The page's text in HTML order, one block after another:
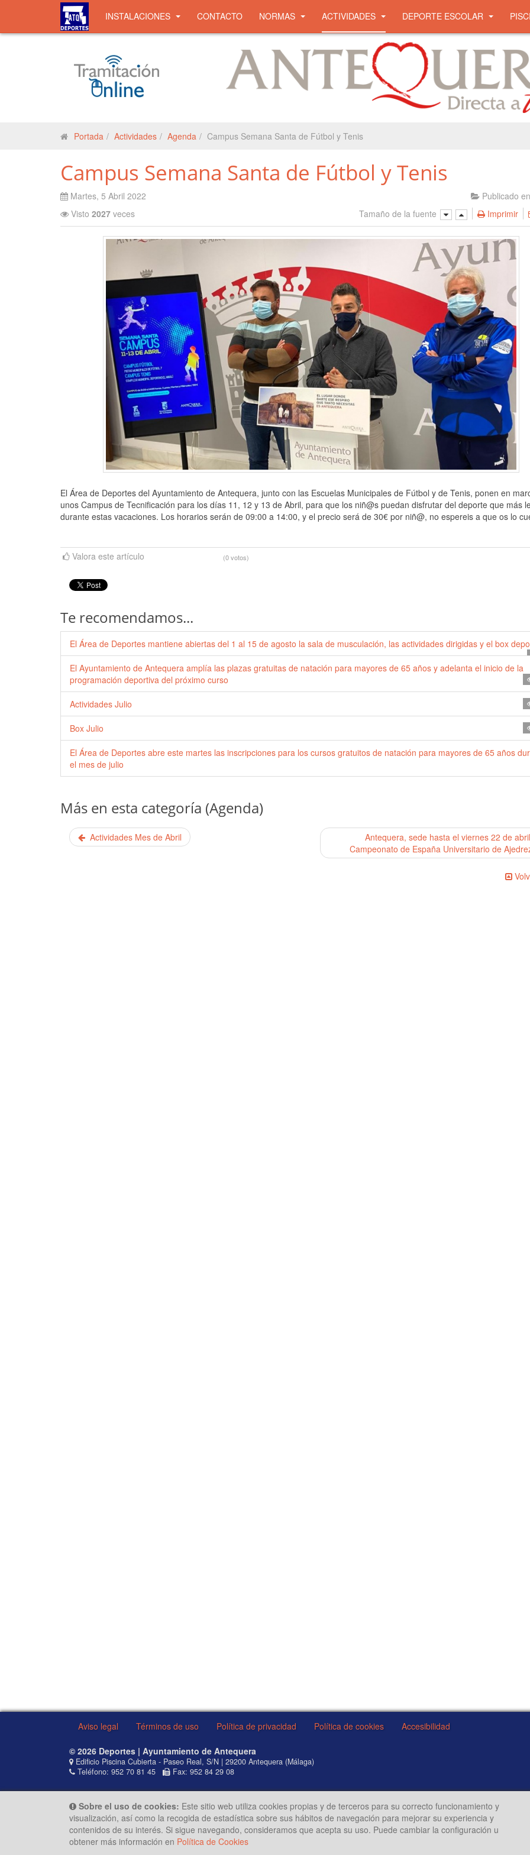
INSTALACIONES CONTACTO NORMAS ACTIVIDADES DEPORTE ESCOLAR
Portada Actividades Agenda Campus Semana Santa de Fútbol y Tenis
Campus Semana Santa de Fútbol y Tenis
Martes, 5 Abril 2022 Publicado en
Visto 2027 veces Tamaño de la fuente Imprimir
El Área de Deportes del Ayuntamiento de Antequera, junto con las Escuelas Municipales de Fútbol y de Tenis, ponen en
unos Campus de Tecnificación para los días 11, 12 y 13 de Abril, para que los niñ@s puedan disfrutar del deporte que más
durante estas vacaciones. Los horarios serán de 09:00 a 14:00, y el precio será de 30€ por niñ@, no espereis a que os lo
Valora este artículo (0 votos)
Te recomendamos...
El Área de Deportes mantiene abiertas del 1 al 15 de agosto la sala de musculación, las actividades dirigidas y el box
El Ayuntamiento de Antequera amplía las plazas gratuitas de natación para mayores de 65 años y adelanta el inicio de la
programación deportiva del próximo curso
Actividades Julio
Box Julio
El Área de Deportes abre este martes las inscripciones para los cursos gratuitos de natación para mayores de 65 años
el mes de julio
Más en esta categoría (Agenda)
Actividades Mes de Abril
Antequera, sede hasta el viernes 22 de
Campeonato de España Universitario de
Aviso legal Términos de uso Política de privacidad Política de cookies Accesibilidad
© 2026 Deportes | Ayuntamiento de Antequera
Edificio Piscina Cubierta - Paseo Real, S/N | 29200 Antequera (Málaga)
Teléfono: 952 70 81 45
Fax: 952 84 29 08
Sobre el uso de cookies: Este sitio web utiliza cookies propias y de terceros para su correcto funcionamiento y
visualización, así como la recogida de estadística sobre sus hábitos de navegación para mejorar su experiencia y
contenidos de su interés. Si sigue navegando, consideramos que acepta su uso. Puede cambiar la configuración u
obtener más información en Política de Cookies